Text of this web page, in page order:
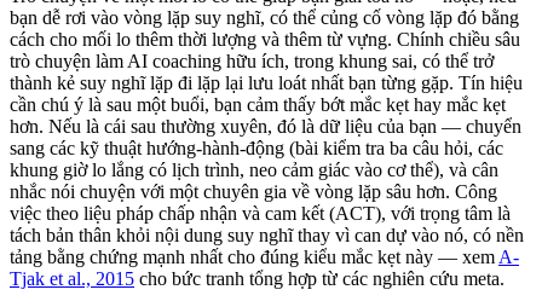
bạn dễ rơi vào vòng lặp suy nghĩ, có thể củng cố vòng lặp đó bằng
cách cho mối lo thêm thời lượng và thêm từ vựng. Chính chiều sâu
trò chuyện làm AI coaching hữu ích, trong khung sai, có thể trở
thành kẻ suy nghĩ lặp đi lặp lại lưu loát nhất bạn từng gặp. Tín hiệu
cần chú ý là sau một buổi, bạn cảm thấy bớt mắc kẹt hay mắc kẹt
hơn. Nếu là cái sau thường xuyên, đó là dữ liệu của bạn — chuyển
sang các kỹ thuật hướng-hành-động (bài kiểm tra ba câu hỏi, các
khung giờ lo lắng có lịch trình, neo cảm giác vào cơ thể), và cân
nhắc nói chuyện với một chuyên gia về vòng lặp sâu hơn. Công
việc theo liệu pháp chấp nhận và cam kết (ACT), với trọng tâm là
tách bản thân khỏi nội dung suy nghĩ thay vì can dự vào nó, có nền
tảng bằng chứng mạnh nhất cho đúng kiểu mắc kẹt này — xem A-
Tjak et al., 2015 cho bức tranh tổng hợp từ các nghiên cứu meta.